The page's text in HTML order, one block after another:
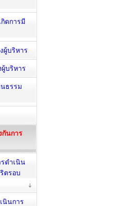
กิดการมี
ผู้บริหาร
บริหาร
ธรรม
กันการ
ดำเนิน
ตรอบ
นินการ